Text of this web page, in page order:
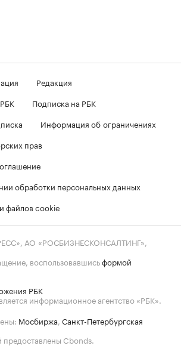
Редакция
Подписка на РБК
Информация об ограничениях
прав
обработки персональных данных
файлов cookie
АО «РОСБИЗНЕСКОНСАЛТИНГ»,
воспользовавшисьформой
РБК
информационное агентство «РБК».
Мосбиржа Санкт-Петербургская
Cbonds.